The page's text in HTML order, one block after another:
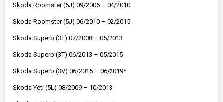
Skoda Roomster (5J) 09/2006 – 04/2010
Skoda Roomster (5J) 06/2010 – 02/2015
Skoda Superb (3T) 07/2008 – 05/2013
Skoda Superb (3T) 06/2013 – 05/2015
Skoda Superb (3V) 06/2015 – 06/2019*
Skoda Yeti (5L) 08/2009 – 10/2013